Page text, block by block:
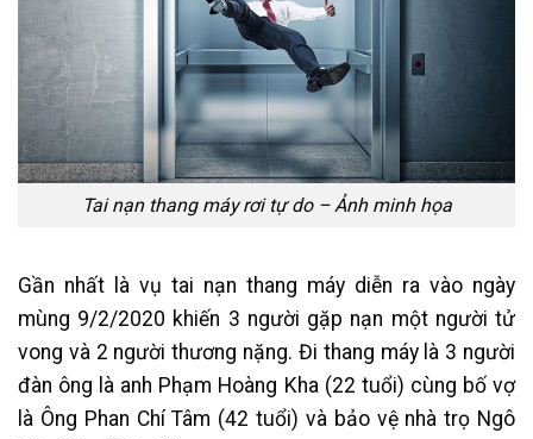
Tai nạn thang máy rơi tự do – Ảnh minh họa
Gần nhất là vụ tai nạn thang máy diễn ra vào ngày
mùng 9/2/2020 khiến 3 người gặp nạn một người tử
vong và 2 người thương nặng. Đi thang máy là 3 người
đàn ông là anh Phạm Hoàng Kha (22 tuổi) cùng bố vợ
là Ông Phan Chí Tâm (42 tuổi) và bảo vệ nhà trọ Ngô